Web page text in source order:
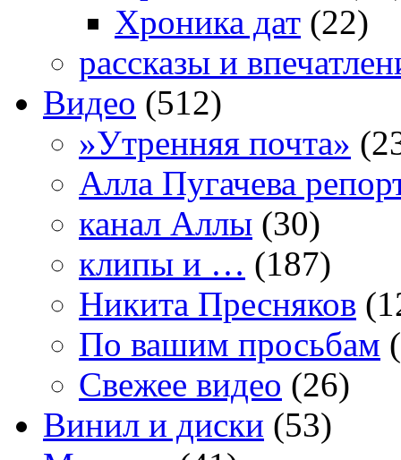
Хроника дат (22)
рассказы и
Видео (512)
»Утренняя почта»
Алла Пугачева
канал Аллы (30)
клипы и … (187)
Никита Пресняков
По вашим просьбам
Свежее видео (26)
Винил и диски (53)